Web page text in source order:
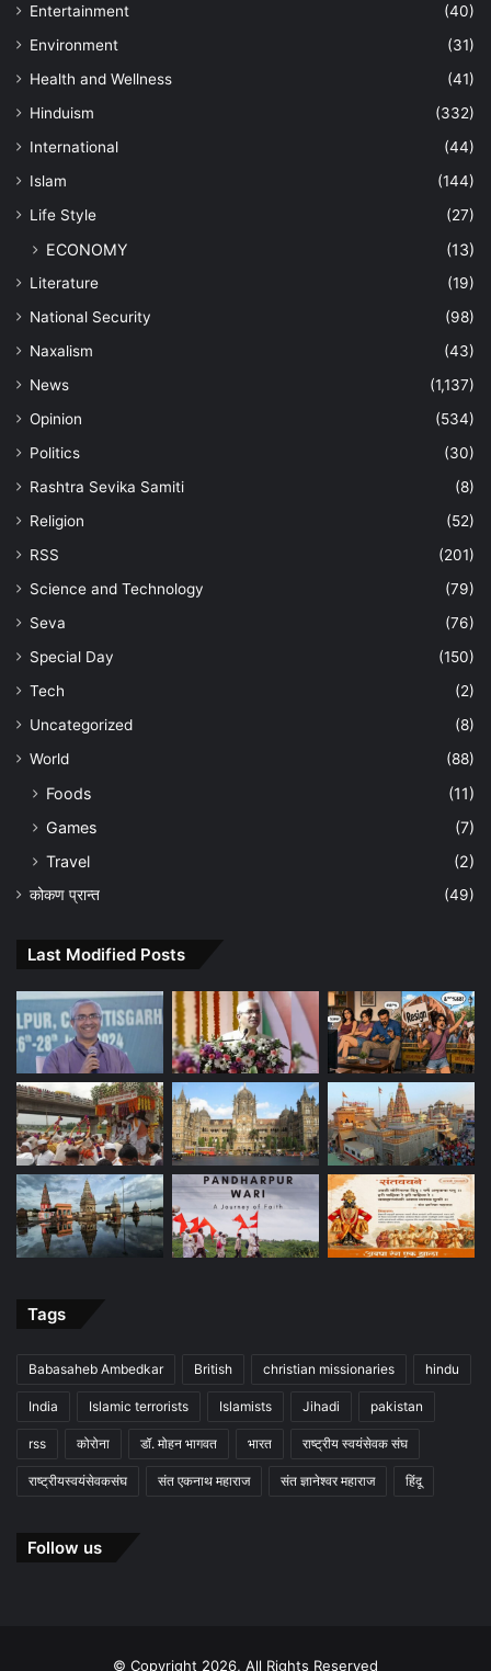
Entertainment
(40)
Environment
(31)
Health and Wellness
(41)
Hinduism
(332)
International
(44)
Islam
(144)
Life Style
(27)
ECONOMY (13)
Literature
(19)
National Security
(98)
Naxalism
(43)
News
(1,137)
Opinion
(534)
Politics
(30)
Rashtra Sevika Samiti
(8)
Religion
(52)
RSS
(201)
Science and Technology
(79)
Seva
(76)
Special Day
(150)
Tech
(2)
Uncategorized
(8)
World
(88)
Foods
(11)
Games
(7)
Travel
(2)
कोकण प्रान्त (49)
Last Modified Posts
Tags
Babasaheb Ambedkar British christian missionaries hindu
India Islamic terrorists Islamists Jihadi pakistan
rss कोरोना डॉ. मोहन भागवत भारत राष्ट्रीय स्वयंसेवक संघ
राष्ट्रीयस्वयंसेवकसंघ संत एकनाथ महाराज संत ज्ञानेश्वर महाराज हिंदू
Follow us
© Copyright 2026, All Rights Reserved